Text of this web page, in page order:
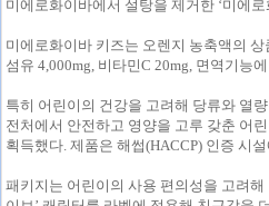
미에로화이바에서 설탕을 제거한 ‘미에
미에로화이바 키즈는 오렌지 농축액의
섬유 4,000mg, 비타민C 20mg, 면역기능
특히 어린이의 건강을 고려해 당류와 열
전처에서 안전하고 영양을 고루 갖춘 어
획득했다. 제품은 해썹(HACCP) 인증 시
패키지는 어린이의 사용 편의성을 고려